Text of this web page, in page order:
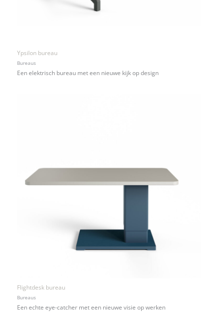
Ypsilon bureau
Bureaus
Een elektrisch bureau met een nieuwe kijk op design
Flightdesk bureau
Bureaus
Een echte eye-catcher met een nieuwe visie op werken